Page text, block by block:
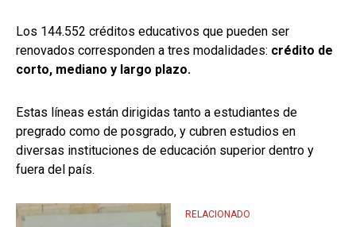
Los 144.552 créditos educativos que pueden ser
renovados corresponden a tres modalidades: crédito de
corto, mediano y largo plazo.
Estas líneas están dirigidas tanto a estudiantes de
pregrado como de posgrado, y cubren estudios en
diversas instituciones de educación superior dentro y
fuera del país.
RELACIONADO